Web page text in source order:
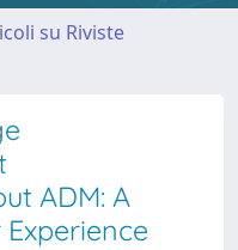
su Riviste
ADM: A